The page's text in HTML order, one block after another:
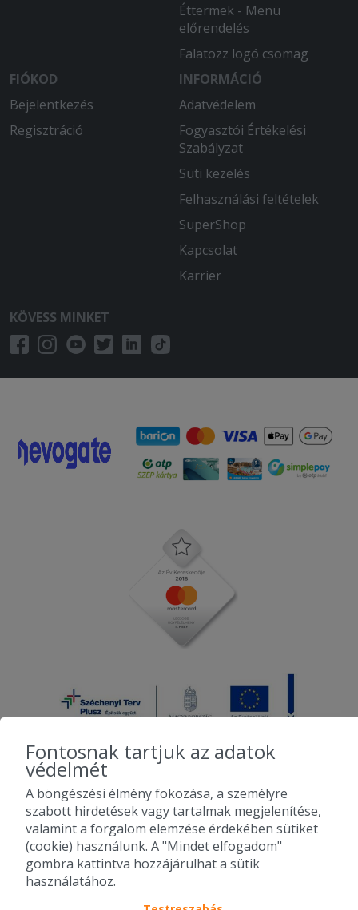
Éttermek - Menü
előrendelés
Falatozz logó csomag
FIÓKOD
Bejelentkezés
Regisztráció
INFORMÁCIÓ
Adatvédelem
Fogyasztói Értékelési
Szabályzat
Süti kezelés
Felhasználási feltételek
SuperShop
Kapcsolat
Karrier
KÖVESS MINKET
2010-2026 Copyright - Falatozz.hu - Diston-line Kft.
Pizza, gyros, hamburger, menük kedvező áron, egy helyen az összes
étterem ajánlata.
Fontosnak tartjuk az adatok
védelmét
A böngészési élmény fokozása, a személyre
szabott hirdetések vagy tartalmak megjelenítése,
valamint a forgalom elemzése érdekében sütiket
(cookie) használunk. A "Mindet elfogadom"
gombra kattintva hozzájárulhat a sütik
használatához.